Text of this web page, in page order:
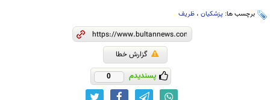
برچسب ها: پزشکیان ، ظریف
گزارش خطا
پسندیدم 0